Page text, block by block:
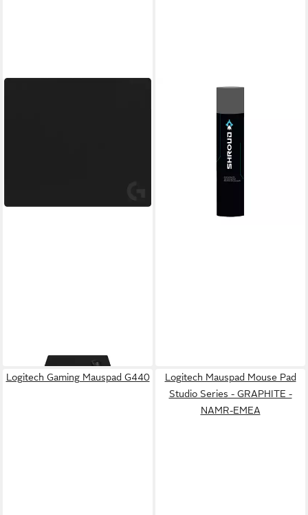
lieferbar - in 6-8 Werktagen bei dir
Logitech Gaming Mauspad G440
Logitech Mauspad Mouse Pad
Studio Series - GRAPHITE -
NAMR-EMEA